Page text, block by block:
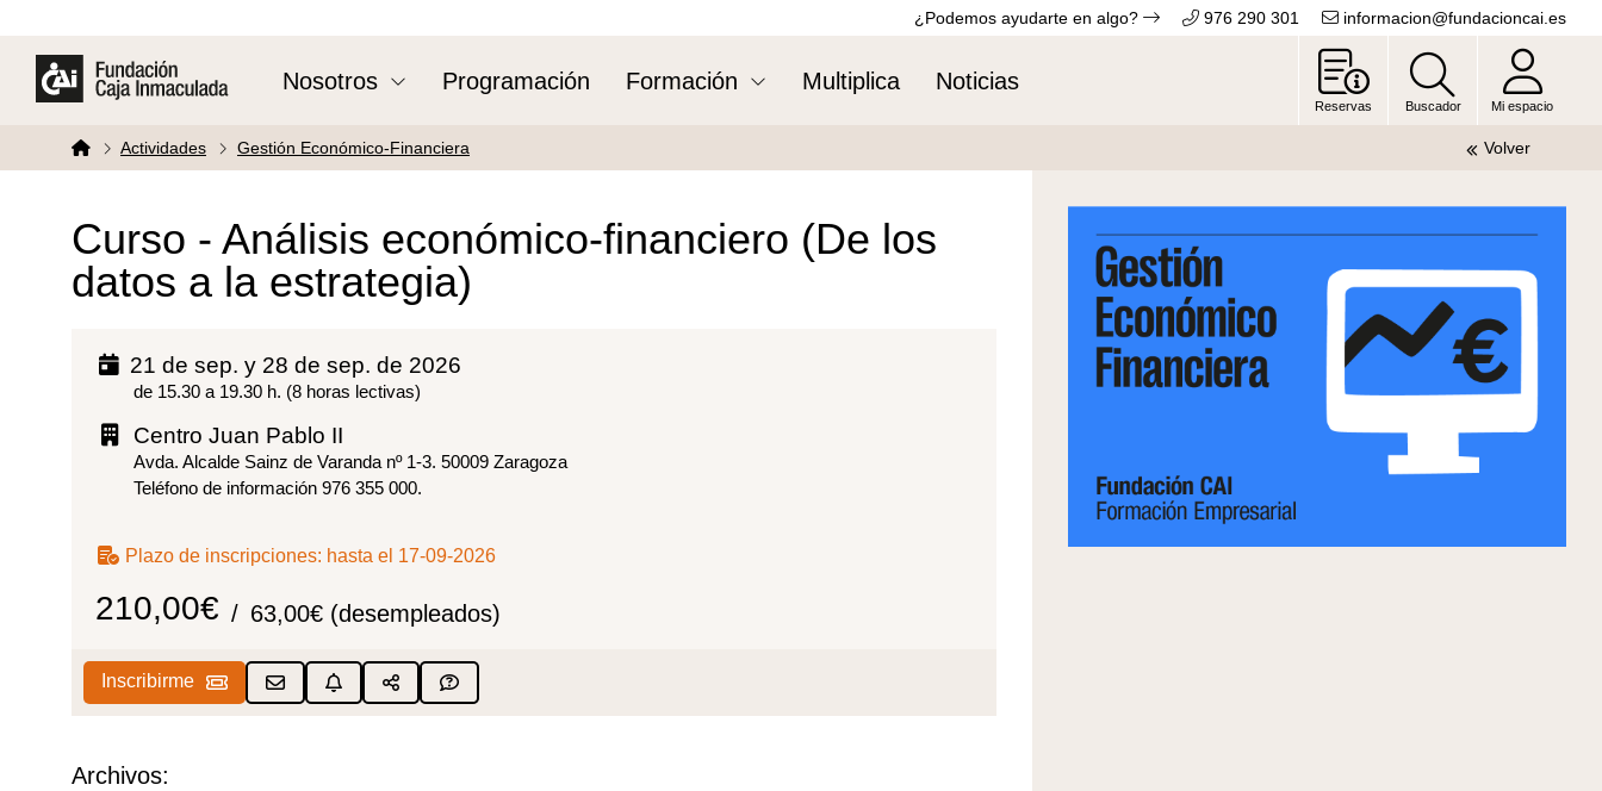
¿Podemos ayudarte en algo? 976 290 301 informacion@fundacioncai.es
Nosotros Programación Formación Multiplica Noticias
Reservas Buscador Mi espacio
Actividades Gestión Económico-Financiera Volver
Curso - Análisis económico-financiero (De los
datos a la estrategia)
21 de sep. y 28 de sep. de 2026
de 15.30 a 19.30 h. (8 horas lectivas)
Centro Juan Pablo II
Avda. Alcalde Sainz de Varanda nº 1-3. 50009 Zaragoza
Teléfono de información 976 355 000.
Plazo de inscripciones: hasta el 17-09-2026
210,00€ 63,00€ (desempleados)
Inscribirme
Archivos: